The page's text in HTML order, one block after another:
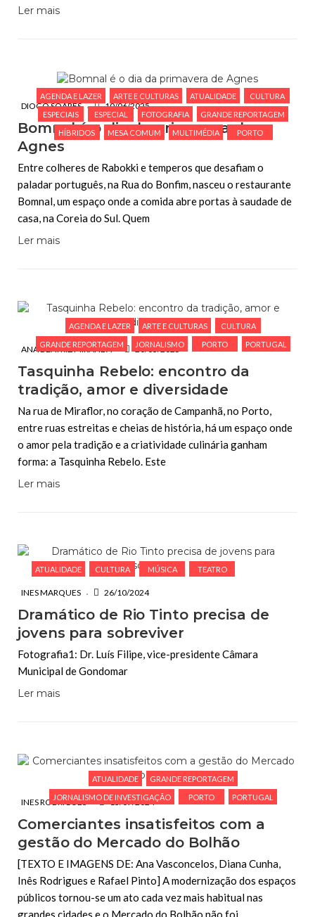
Ler mais
AGENDA E LAZER ARTE E CULTURAS ATUALIDADE
CULTURA
ESPECIAIS
ESPECIAL FOTOGRAFIA
GRANDE REPORTAGEM
HÍBRIDOS
MESA COMUM MULTIMÉDIA PORTO
DIOGO SOARES 10/06/2025
Bomnal é o dia da primavera de
Agnes
Entre colheres de Rabokki e temperos que desafiam o
paladar português, na Rua do Bonfim, nasceu o restaurante
Bomnal, um espaço onde a comida abre portas à saudade de
casa, na Coreia do Sul. Quem
Ler mais
AGENDA E LAZER ARTE E CULTURAS
CULTURA
GRANDE REPORTAGEM
JORNALISMO PORTO PORTUGAL
ANA BEATRIZ MIRANDA 20/03/2025
Tasquinha Rebelo: encontro da
tradição, amor e diversidade
Na rua de Miraflor, no coração de Campanhã, no Porto,
entre ruas estreitas e cheias de história, há um espaço onde
o amor pela tradição e a criatividade culinária ganham
forma: a Tasquinha Rebelo. Este
Ler mais
ATUALIDADE CULTURA MÚSICA TEATRO
INES MARQUES 26/10/2024
Dramático de Rio Tinto precisa de
jovens para sobreviver
Fotografia1: Dr. Luís Filipe, vice-presidente Câmara
Municipal de Gondomar
Ler mais
ATUALIDADE
GRANDE REPORTAGEM
JORNALISMO DE INVESTIGAÇÃO
PORTO PORTUGAL
INES RODRIGUES 13/07/2024
Comerciantes insatisfeitos com a
gestão do Mercado do Bolhão
[TEXTO E IMAGENS DE: Ana Vasconcelos, Diana Cunha,
Inês Rodrigues e Rafael Pinto] A modernização dos espaços
públicos tornou-se um ato cada vez mais habitual nas
grandes cidades e o Mercado do Bolhão não foi